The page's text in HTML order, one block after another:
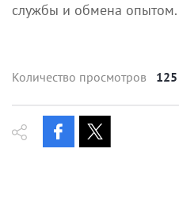
службы и обмена опытом.
Количество просмотров 125